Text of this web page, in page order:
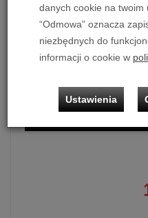
Powiadom o
Historia ceny
Dostępne długości
danych cookie na twoim
“Odmowa” oznacza
niezbędnych do
informacji o cookie w
Ustawienia